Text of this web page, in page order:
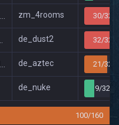
zm_4rooms 30/32
de_dust2 32/32
de_aztec 21/32
de_nuke 9/32
100/160